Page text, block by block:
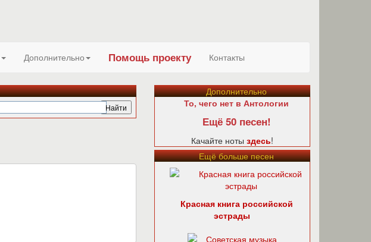
Дополнительно Помощь проекту Контакты
Дополнительно
То, чего нет в Антологии
Ещё 50 песен!
Качайте ноты здесь!
Ещё больше песен
Красная книга российской
эстрады